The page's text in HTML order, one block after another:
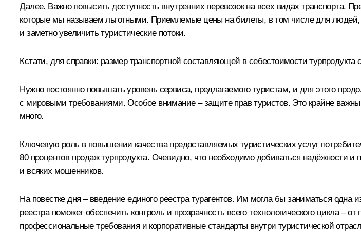
Далее. Важно повысить доступность внутренних перевозок на всех видах транспорта.
которые мы называем льготными. Приемлемые цены на билеты, в том числе для
и заметно увеличить туристические потоки.
Кстати, для справки: размер транспортной составляющей в себестоимости
Нужно постоянно повышать уровень сервиса, предлагаемого туристам, и для этого
с мировыми требованиями. Особое внимание – защите прав туристов. Это крайне
много.
Ключевую роль в повышении качества предоставляемых туристических услуг
80 процентов продаж турпродукта. Очевидно, что необходимо добиваться надёжности
и всяких мошенников.
На повестке дня – введение единого реестра турагентов. Им могла бы заниматься
реестра поможет обеспечить контроль и прозрачность всего технологического цикла –
профессиональные требования и корпоративные стандарты внутри туристической